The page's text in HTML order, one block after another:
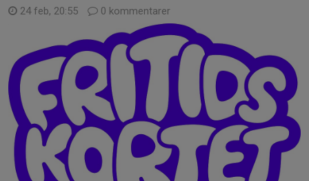
24 feb, 20:55 0 kommentarer